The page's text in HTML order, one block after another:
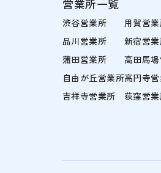
営業所一覧
渋谷営業所
品川営業所
蒲田営業所
自由が丘営業所
吉祥寺営業所
用賀営
新宿営
高田馬
高円寺
荻窪営